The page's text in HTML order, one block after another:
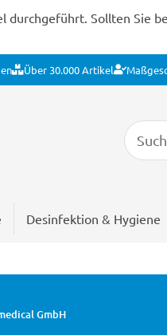
durchgeführt. Sollten Sie
Über 30.000 Artikel
Desinfektion & Hygiene
GmbH